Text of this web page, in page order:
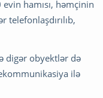
hamısı, həmçinin
digər obyektlər də
ilə